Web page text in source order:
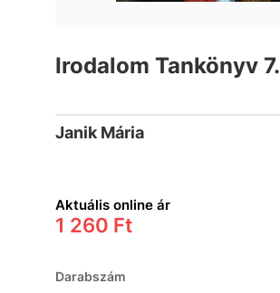
Irodalom Tankönyv 7.
Janik Mária
Aktuális online ár
1 260 Ft
Darabszám